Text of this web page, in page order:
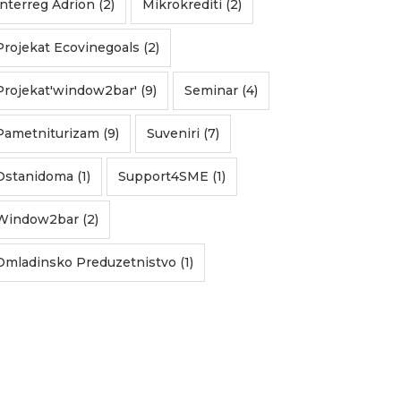
Adrion (2) Mikrokrediti (2)
Ecovinegoals (2)
(9) Seminar (4)
(9) Suveniri (7)
(1) Support4SME (1)
(2)
Preduzetnistvo (1)